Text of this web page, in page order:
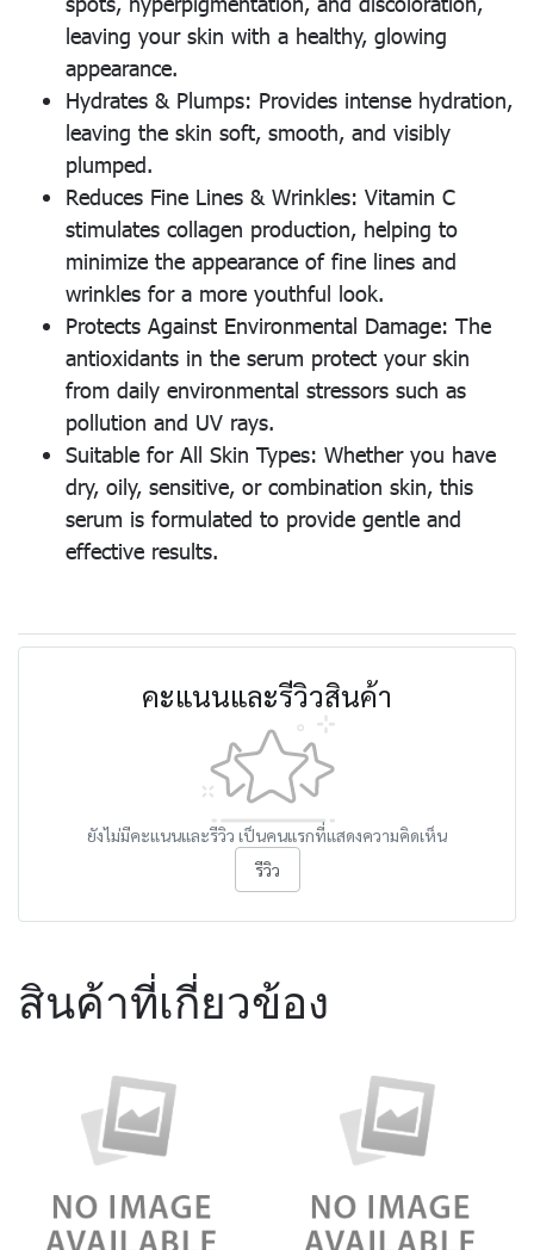
leaving your skin with a healthy, glowing
appearance.
Hydrates & Plumps: Provides intense hydration,
leaving the skin soft, smooth, and visibly
plumped.
Reduces Fine Lines & Wrinkles: Vitamin C
stimulates collagen production, helping to
minimize the appearance of fine lines and
wrinkles for a more youthful look.
Protects Against Environmental Damage: The
antioxidants in the serum protect your skin
from daily environmental stressors such as
pollution and UV rays.
Suitable for All Skin Types: Whether you have
dry, oily, sensitive, or combination skin, this
serum is formulated to provide gentle and
effective results.
คะแนนและรีวิวสินค้า
ยังไม่มีคะแนนและรีวิว เป็นคนแรกที่แสดงความคิดเห็น
รีวิว
สินค้าที่เกี่ยวข้อง